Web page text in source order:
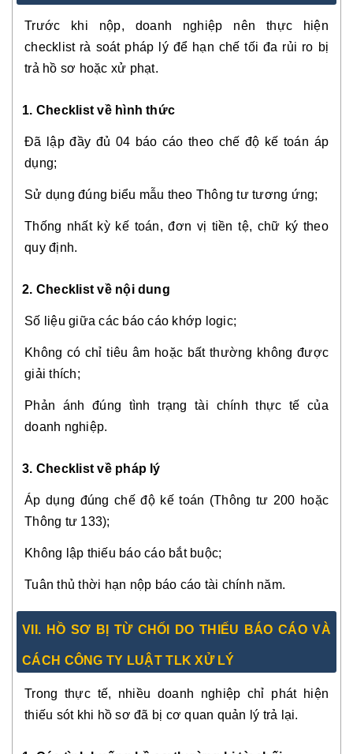
Trước khi nộp, doanh nghiệp nên thực hiện
checklist rà soát pháp lý để hạn chế tối đa rủi ro bị
trả hồ sơ hoặc xử phạt.
1. Checklist về hình thức
Đã lập đầy đủ 04 báo cáo theo chế độ kế toán áp
dụng;
Sử dụng đúng biểu mẫu theo Thông tư tương ứng;
Thống nhất kỳ kế toán, đơn vị tiền tệ, chữ ký theo
quy định.
2. Checklist về nội dung
Số liệu giữa các báo cáo khớp logic;
Không có chỉ tiêu âm hoặc bất thường không được
giải thích;
Phản ánh đúng tình trạng tài chính thực tế của
doanh nghiệp.
3. Checklist về pháp lý
Áp dụng đúng chế độ kế toán (Thông tư 200 hoặc
Thông tư 133);
Không lập thiếu báo cáo bắt buộc;
Tuân thủ thời hạn nộp báo cáo tài chính năm.
VII. HỒ SƠ BỊ TỪ CHỐI DO THIẾU BÁO CÁO VÀ
CÁCH CÔNG TY LUẬT TLK XỬ LÝ
Trong thực tế, nhiều doanh nghiệp chỉ phát hiện
thiếu sót khi hồ sơ đã bị cơ quan quản lý trả lại.